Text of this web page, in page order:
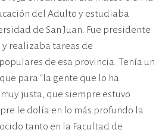
del Adulto y estudiaba
de San Juan. Fue presidente
realizaba tareas de
de esa provincia. Tenía un
para “la gente que lo ha
justa, que siempre estuvo
le dolía en lo más profundo la
tanto en la Facultad de